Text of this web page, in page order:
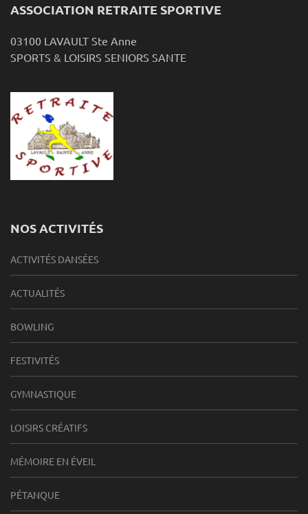
ASSOCIATION RETRAITE SPORTIVE
03100 LAVAULT Ste Anne
SPORTS & LOISIRS SENIORS SANTE
NOS ACTIVITÉS
ACTIVITÉS DANSÉES
ACTUALITÉS
BOWLING
FESTIVITÉS
GYMNASTIQUE
LOISIRS CRÉATIFS
MÉMOIRE EN ÉVEIL
PÉTANQUE